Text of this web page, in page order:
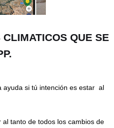
QUE SE
ayuda si tú intención es estar al
tanto de todos los cambios de